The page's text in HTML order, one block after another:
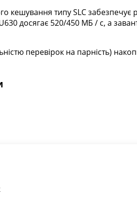
кешування типу SLC
досягає 520/450 МБ / с, а
перевірок на парність)